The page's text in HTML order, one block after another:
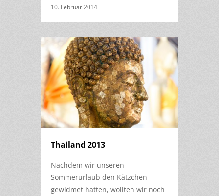
10. Februar 2014
Thailand 2013
Nachdem wir unseren
Sommerurlaub den Kätzchen
gewidmet hatten, wollten wir noch